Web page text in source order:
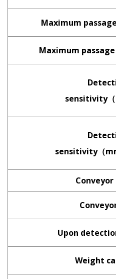
Maximum
Maximum
sensitivity（
sensitivity（
Conveyor
Upon
Weight